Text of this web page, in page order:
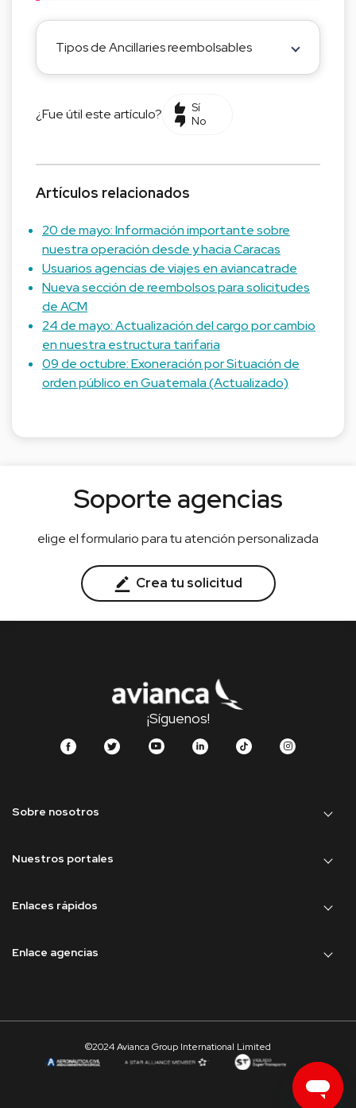
Tipos de Ancillaries reembolsables
¿Fue útil este artículo?
Sí
No
Artículos relacionados
20 de mayo: Información importante sobre
nuestra operación desde y hacia Caracas
Usuarios agencias de viajes en aviancatrade
Nueva sección de reembolsos para solicitudes
de ACM
24 de mayo: Actualización del cargo por cambio
en nuestra estructura tarifaria
09 de octubre: Exoneración por Situación de
orden público en Guatemala (Actualizado)
Soporte agencias
elige el formulario para tu atención personalizada
Crea tu solicitud
¡Síguenos!
Sobre nosotros
Nuestros portales
Enlaces rápidos
Enlace agencias
©2024 Avianca Group International Limited